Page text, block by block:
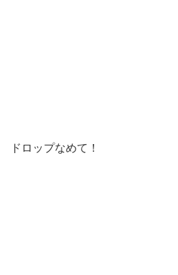
ドロップなめて！